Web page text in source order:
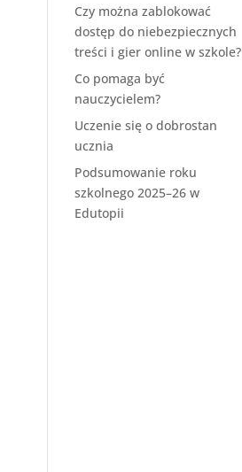
Czy można zablokować
dostęp do niebezpiecznych
treści i gier online w szkole?
Co pomaga być
nauczycielem?
Uczenie się o dobrostan
ucznia
Podsumowanie roku
szkolnego 2025–26 w
Edutopii